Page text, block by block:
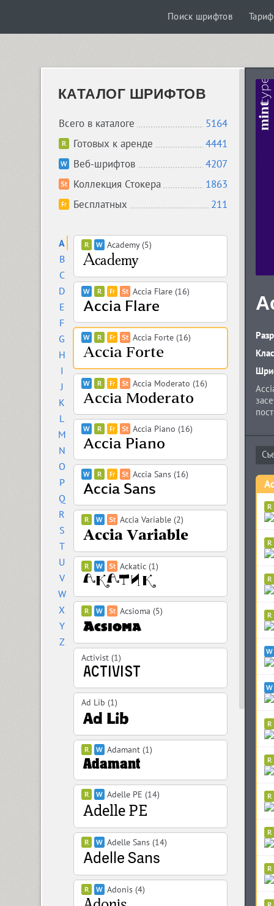
Поиск шрифтов
КАТАЛОГ ШРИФТОВ
Всего в каталоге
5164
Готовых к аренде
4441
Веб-шрифтов
4207
Коллекция Стокера
1863
Бесплатных
211
A
B
C
D
E
F
G
H
I
J
K
L
M
N
O
P
Q
R
S
T
U
V
W
X
Y
Z
Academy (5)
Accia Flare (16)
Accia Forte (16)
Accia Moderato (16)
Accia Piano (16)
Accia Sans (16)
Accia Variable (2)
Ackatic (1)
Acsioma (5)
Activist (1)
Ad Lib (1)
Adamant (1)
Adelle PE (14)
Adelle Sans (14)
Adonis (4)
году.